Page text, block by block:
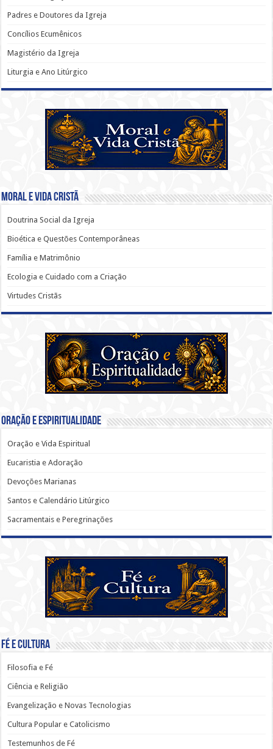
Padres e Doutores da Igreja
Concílios Ecumênicos
Magistério da Igreja
Liturgia e Ano Litúrgico
Moral e Vida Cristã
Doutrina Social da Igreja
Bioética e Questões Contemporâneas
Família e Matrimônio
Ecologia e Cuidado com a Criação
Virtudes Cristãs
Oração e Espiritualidade
Oração e Vida Espiritual
Eucaristia e Adoração
Devoções Marianas
Santos e Calendário Litúrgico
Sacramentais e Peregrinações
Fé e Cultura
Filosofia e Fé
Ciência e Religião
Evangelização e Novas Tecnologias
Cultura Popular e Catolicismo
Testemunhos de Fé